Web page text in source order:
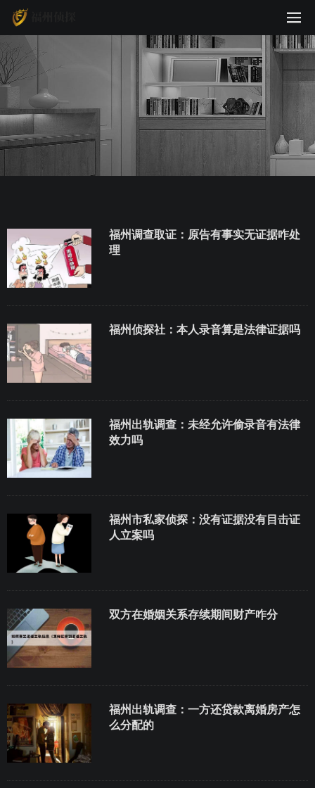
福州调查取证：原告有事实无证据咋处
理
福州侦探社：本人录音算是法律证据吗
福州出轨调查：未经允许偷录音有法律
效力吗
福州市私家侦探：没有证据没有目击证
人立案吗
双方在婚姻关系存续期间财产咋分
福州出轨调查：一方还贷款离婚房产怎
么分配的